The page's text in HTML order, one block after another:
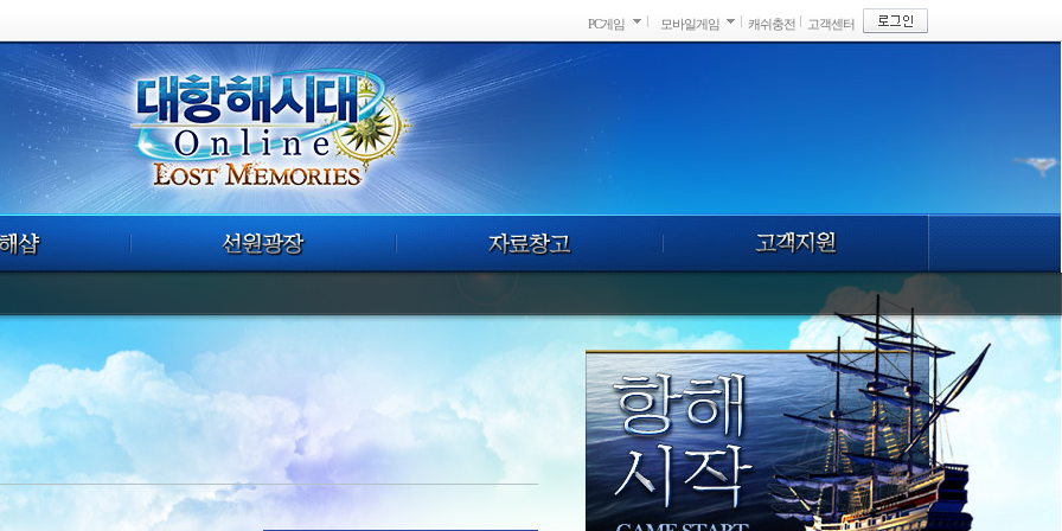
PC게임 모바일게임 캐쉬충전 고객센터